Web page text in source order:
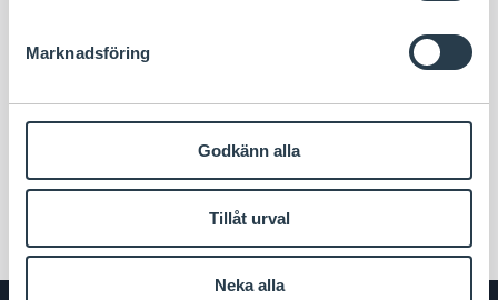
Marknadsföring
Godkänn alla
Tillåt urval
Neka alla
Med CarPay kan du delbetala dina varor räntefritt när du
väljer att hämta din order i butik, eller bokar med
Läs mer om Biliakortet CarPay